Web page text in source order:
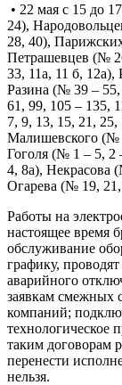
• 22 мая с 15 до
24),
28, 40),
Петрашевцев (№
33, 11а, 11 б,
Разина (№ 39 –
61, 99, 105 – 135,
7, 9, 13, 15, 21,
Малишевского (№
Гоголя (№ 1 – 5, 2
4, 8а), Некрасова
Огарева (№ 19,
Работы на
настоящее время
обслуживание
графику,
аварийного
заявкам смежных
компаний;
технологическое
таким договорам
перенести
нельзя.